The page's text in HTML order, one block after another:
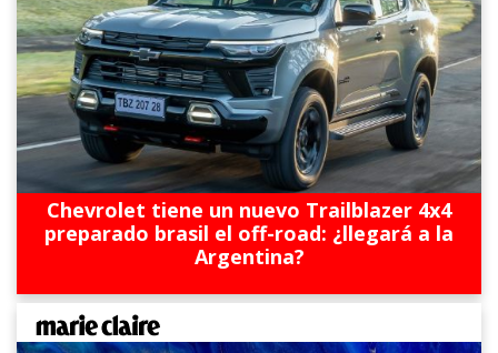
Chevrolet tiene un nuevo Trailblazer 4x4
preparado brasil el off-road: ¿llegará a la
Argentina?